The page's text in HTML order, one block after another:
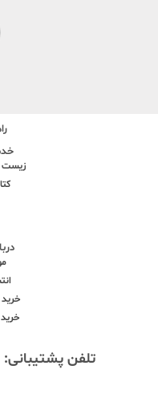
زیست
خرید
خرید
تلفن پشتیبانی: